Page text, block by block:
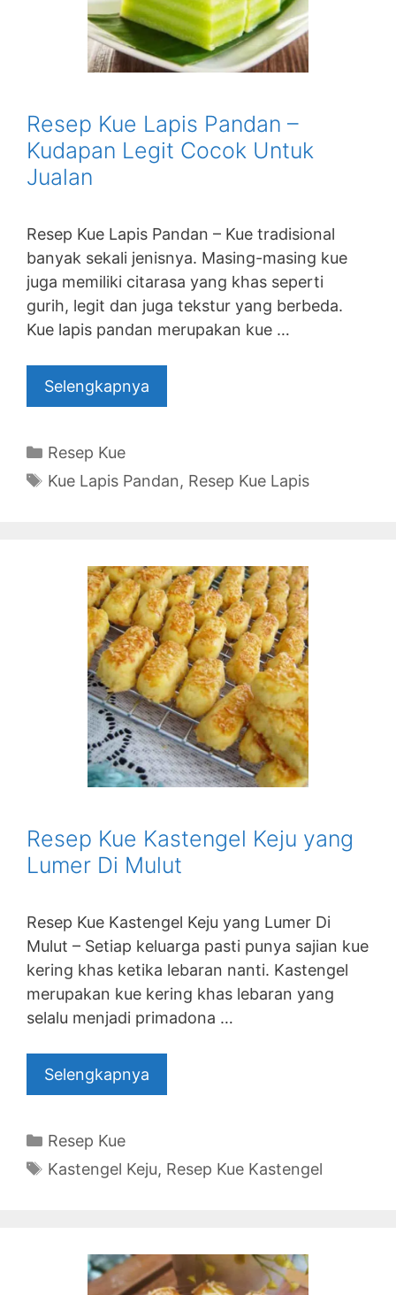
Resep Kue Lapis Pandan –
Kudapan Legit Cocok Untuk
Jualan
Resep Kue Lapis Pandan – Kue tradisional
banyak sekali jenisnya. Masing-masing kue
juga memiliki citarasa yang khas seperti
gurih, legit dan juga tekstur yang berbeda.
Kue lapis pandan merupakan kue …
Selengkapnya
Categories
Resep Kue
Tags
Kue Lapis Pandan, Resep Kue Lapis
Resep Kue Kastengel Keju yang
Lumer Di Mulut
Resep Kue Kastengel Keju yang Lumer Di
Mulut – Setiap keluarga pasti punya sajian kue
kering khas ketika lebaran nanti. Kastengel
merupakan kue kering khas lebaran yang
selalu menjadi primadona …
Selengkapnya
Categories
Resep Kue
Tags
Kastengel Keju, Resep Kue Kastengel